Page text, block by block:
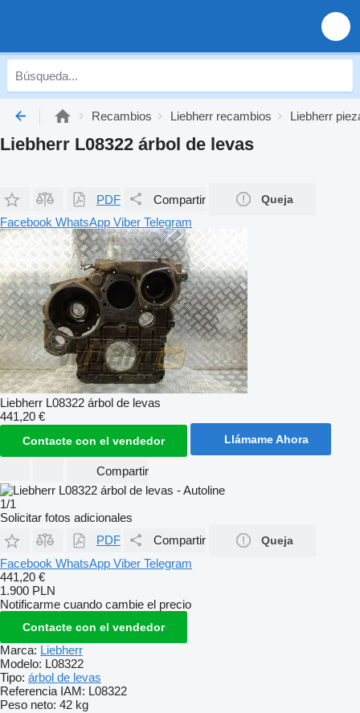
Recambios Liebherr recambios Liebherr
Liebherr L08322 árbol de levas
PDF Compartir Queja
Facebook WhatsApp Viber Telegram
Liebherr L08322 árbol de levas
441,20 €
Contacte con el vendedor Llámame Ahora
Compartir
1/1
Solicitar fotos adicionales
PDF
Compartir Queja
Facebook WhatsApp Viber Telegram
441,20 €
1.900 PLN
Notificarme cuando cambie el precio
Contacte con el vendedor
Marca: Liebherr
Modelo: L08322
Tipo: árbol de levas
Referencia IAM: L08322
Peso neto: 42 kg